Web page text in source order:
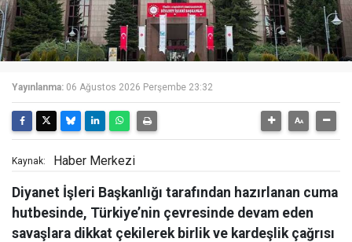
Yayınlanma: 06 Ağustos 2026 Perşembe 23:32
Kaynak: Haber Merkezi
Diyanet İşleri Başkanlığı tarafından hazırlanan cuma
hutbesinde, Türkiye’nin çevresinde devam eden
savaşlara dikkat çekilerek birlik ve kardeşlik çağrısı